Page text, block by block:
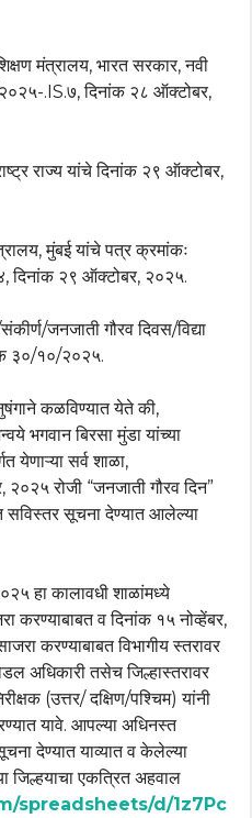
मंत्रालय, भारत सरकार, नवी
.IS.७, दिनांक २८ ऑक्टोबर,
राज्य यांचे दिनांक २९ ऑक्टोबर,
मुंबई यांचे पत्र क्रमांकः
दिनांक २९ ऑक्टोबर, २०२५.
जनजाती गौरव दिवस/विद्या
३०/१०/२०२५.
कळविण्यात येते की,
भगवान बिरसा मुंडा यांच्या
येणाऱ्या सर्व शाळा,
२०२५ रोजी “जनजाती गौरव दिन”
सविस्तर सूचना देण्यात आलेल्या
हा कालावधी शाळांमध्ये
करण्याबाबत व दिनांक १५ नोव्हेंबर,
करण्याबाबत विभागीय स्तरावर
अधिकारी तसेच जिल्हास्तरावर
(उत्तर/ दक्षिण/पश्चिम) यांनी
यावे. आपल्या अधिनस्त
देण्यात याव्यात व केलेल्या
जिल्हयाचा एकत्रित अहवाल
spreadsheets/d/1z7Pc